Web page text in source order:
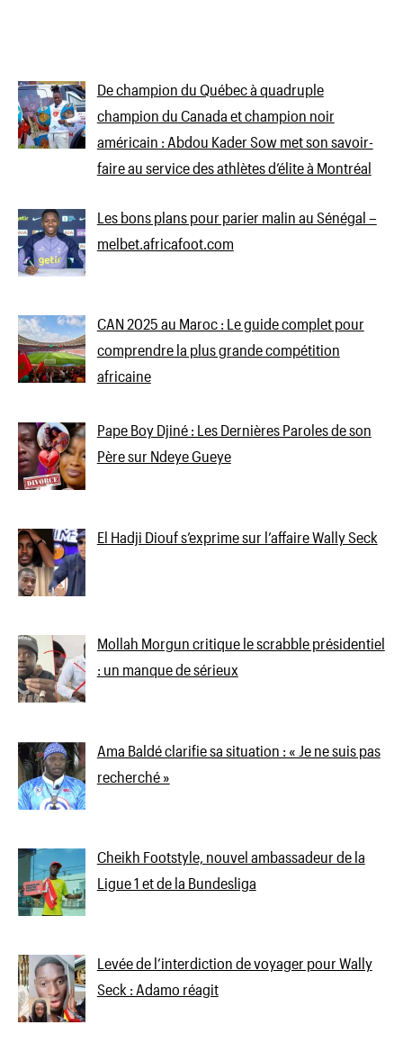
De champion du Québec à quadruple
champion du Canada et champion noir
américain : Abdou Kader Sow met son savoir-
faire au service des athlètes d’élite à Montréal
Les bons plans pour parier malin au Sénégal –
melbet.africafoot.com
CAN 2025 au Maroc : Le guide complet pour
comprendre la plus grande compétition
africaine
Pape Boy Djiné : Les Dernières Paroles de son
Père sur Ndeye Gueye
El Hadji Diouf s’exprime sur l’affaire Wally Seck
Mollah Morgun critique le scrabble présidentiel
: un manque de sérieux
Ama Baldé clarifie sa situation : « Je ne suis pas
recherché »
Cheikh Footstyle, nouvel ambassadeur de la
Ligue 1 et de la Bundesliga
Levée de l’interdiction de voyager pour Wally
Seck : Adamo réagit